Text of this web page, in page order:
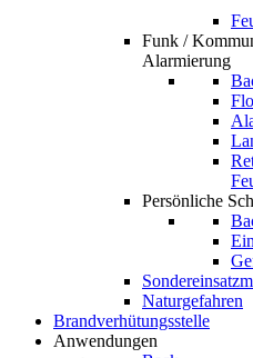
Funk /
Alarmierung
Persönliche
Naturgefahren
Brandverhütungsstelle
Anwendungen